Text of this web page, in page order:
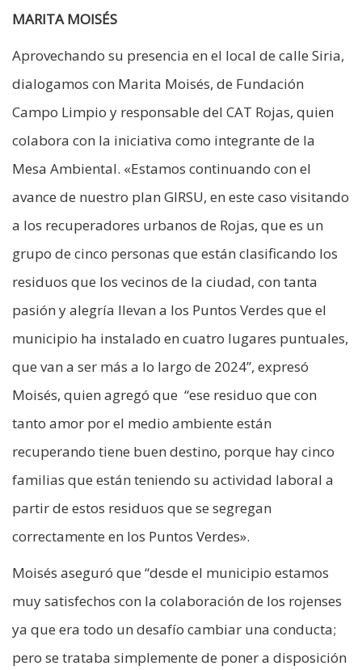
MARITA MOISÉS
Aprovechando su presencia en el local de calle Siria,
dialogamos con Marita Moisés, de Fundación
Campo Limpio y responsable del CAT Rojas, quien
colabora con la iniciativa como integrante de la
Mesa Ambiental. «Estamos continuando con el
avance de nuestro plan GIRSU, en este caso visitando
a los recuperadores urbanos de Rojas, que es un
grupo de cinco personas que están clasificando los
residuos que los vecinos de la ciudad, con tanta
pasión y alegría llevan a los Puntos Verdes que el
municipio ha instalado en cuatro lugares puntuales,
que van a ser más a lo largo de 2024”, expresó
Moisés, quien agregó que “ese residuo que con
tanto amor por el medio ambiente están
recuperando tiene buen destino, porque hay cinco
familias que están teniendo su actividad laboral a
partir de estos residuos que se segregan
correctamente en los Puntos Verdes».
Moisés aseguró que “desde el municipio estamos
muy satisfechos con la colaboración de los rojenses
ya que era todo un desafío cambiar una conducta;
pero se trataba simplemente de poner a disposición